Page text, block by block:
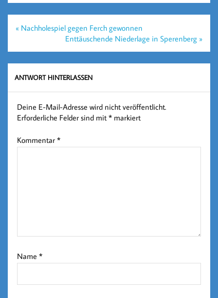
Beitragsnavigation
« Nachholespiel gegen Ferch gewonnen
Enttäuschende Niederlage in Sperenberg »
ANTWORT HINTERLASSEN
Deine E-Mail-Adresse wird nicht veröffentlicht.
Erforderliche Felder sind mit* markiert
Kommentar*
Name*